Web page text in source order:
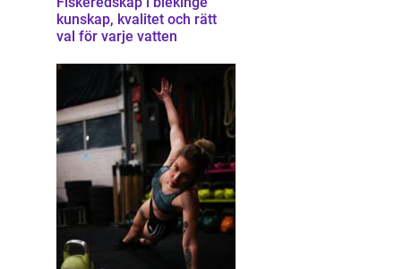
kunskap, kvalitet och rätt
val för varje vatten